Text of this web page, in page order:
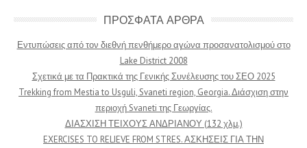
ΠΡΟΣΦΑΤΑ ΑΡΘΡΑ
Εντυπώσεις από τον διεθνή πενθήμερο αγώνα προσανατολισμού στο
Lake District 2008
Σχετικά με τα Πρακτικά της Γενικής Συνέλευσης του ΣΕΟ 2025
Trekking from Mestia to Usguli, Svaneti region, Georgia. Διάσχιση στην
περιοχή Svaneti της Γεωργίας.
ΔΙΑΣΧΙΣΗ ΤΕΙΧΟΥΣ ΑΝΔΡΙΑΝΟΥ (132 χλμ.)
EXERCISES TO RELIEVE FROM STRES. ΑΣΚΗΣΕΙΣ ΓΙΑ ΤΗΝ